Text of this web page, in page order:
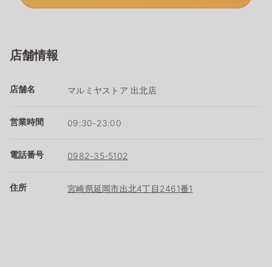
店舗情報
店舗名 マルミヤストア 出北店
営業時間 09:30-23:00
電話番号 0982-35-5102
住所 宮崎県延岡市出北4丁目2461番1